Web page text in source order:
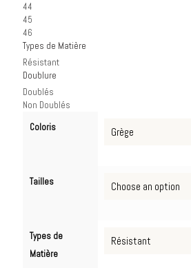
44
45
46
Types de Matière
Résistant
Doublure
Doublés
Non Doublés
Coloris
Tailles
Types de
Matière